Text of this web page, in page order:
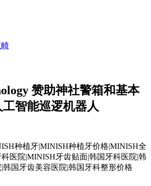
赞助神社警箱和基本
智能巡逻机器人